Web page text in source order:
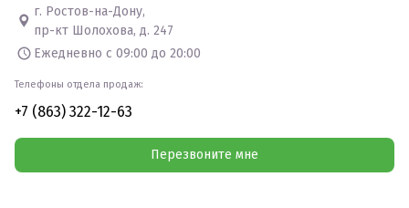
г. Ростов-на-Дону,
пр-кт Шолохова, д. 247
Ежедневно с 09:00 до 20:00
Телефоны отдела продаж:
+7 (863) 322-12-63
Перезвоните мне